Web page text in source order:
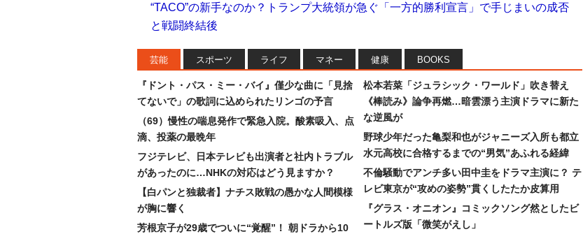
“TACO”の新手なのか？トランプ大統領が急ぐ「一方的勝利宣言」で手じまいの成否
と戦闘終結後
芸能 スポーツ ライフ マネー 健康 BOOKS
『ドント・パス・ミー・バイ』僅少な曲に「見捨
てないで」の歌詞に込められたリンゴの予言
（69）慢性の喘息発作で緊急入院。酸素吸入、点
滴、投薬の最晩年
フジテレビ、日本テレビも出演者と社内トラブル
があったのに…NHKの対応はどう見ますか？
【白パンと独裁者】ナチス敗戦の愚かな人間模様
が胸に響く
芳根京子が29歳でついに“覚醒”！ 朝ドラから10
松本若菜「ジュラシック・ワールド」吹き替え
《棒読み》論争再燃…暗雲漂う主演ドラマに新た
な逆風が
野球少年だった亀梨和也がジャニーズ入所も都立
水元高校に合格するまでの“男気”あふれる経緯
不倫騒動でアンチ多い田中圭をドラマ主演に？ テ
レビ東京が“攻めの姿勢”貫くしたたか皮算用
『グラス・オニオン』コミックソング然としたビ
ートルズ版「微笑がえし」